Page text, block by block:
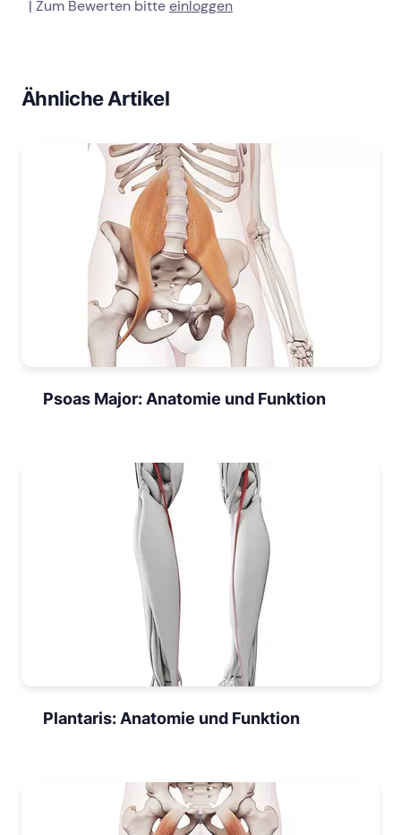
| Zum Bewerten bitteeinloggen
Ähnliche Artikel
Psoas Major: Anatomie und Funktion
Plantaris: Anatomie und Funktion